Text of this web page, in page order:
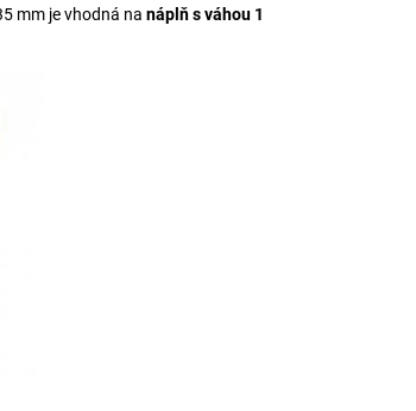
mm je vhodná na náplň s váhou 1